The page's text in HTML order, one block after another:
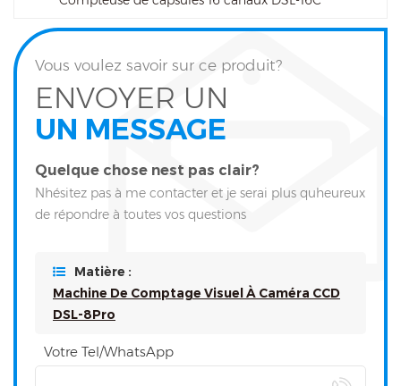
Vous voulez savoir sur ce produit?
ENVOYER UN
UN MESSAGE
Quelque chose nest pas clair?
Nhésitez pas à me contacter et je serai plus quheureux
de répondre à toutes vos questions
Matière :
Machine De Comptage Visuel À Caméra CCD
DSL-8Pro
Votre Tel/WhatsApp